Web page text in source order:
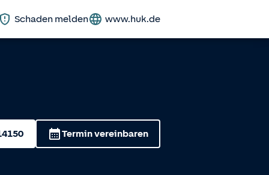
Schaden melden www.huk.de
Termin vereinbaren